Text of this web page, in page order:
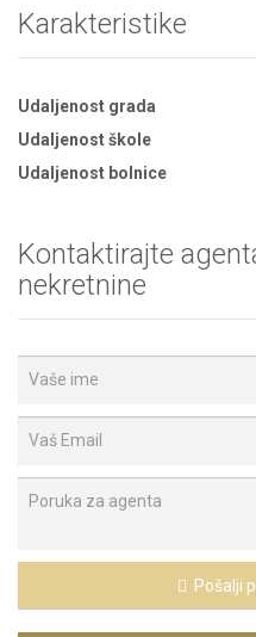
Karakteristike
Udaljenost grada
Udaljenost škole
Udaljenost bolnice
Kontaktirajte
nekretnine
Pošalji